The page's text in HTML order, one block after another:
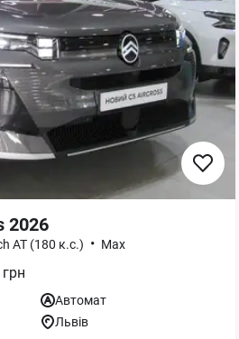
2026
AT (180 к.с.) • Max
грн
Автомат
Львів